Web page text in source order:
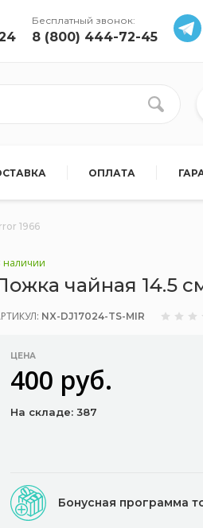
Бесплатный звонок:
8 (800) 444-72-45
ОПЛАТА
1966
наличии
чайная 14.5
NX-DJ17024-TS-MIR
ЦЕНА
400 руб.
На складе: 387
Бонусная программа